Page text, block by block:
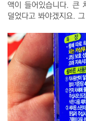
액이 들어있습니다. 큰
덜었다고 봐야겠지요.